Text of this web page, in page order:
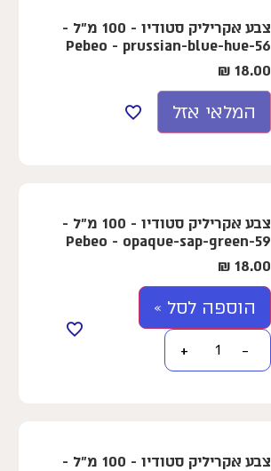
צבע אקריליק סטודיו - 100 מ"ל -
Pebeo - prussian-blue-hue-56
18.00
₪
המלאי אזל
צבע אקריליק סטודיו - 100 מ"ל -
Pebeo - opaque-sap-green-59
18.00
₪
הוספה לסל »
−
+
צבע אקריליק סטודיו - 100 מ"ל -